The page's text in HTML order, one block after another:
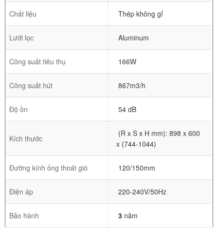
Chất liệu Thép không gỉ
Lưới lọc Aluminum
Công suất tiêu thụ 166W
Công suất hút 867m3/h
Độ ồn 54 dB
Kích thước
(R x S x H mm): 898 x 600
x (744-1044)
Đường kính ống thoát gió 120/150mm
Điện áp 220-240V/50Hz
Bảo hành 3 năm